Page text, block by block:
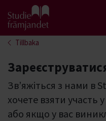
Gå till studiefrämjandets
Tillbaka
Зв’яжіться з нами в
хочете взяти участь
або якщо у вас